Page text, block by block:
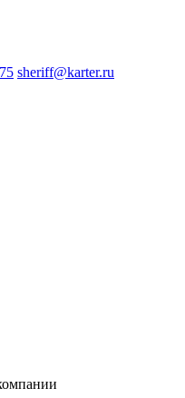
sheriff@karter.ru